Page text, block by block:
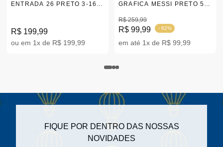
ENTRADA 26 PRETO 3-16A
R$ 199,99
ou em 1x de R$ 199,99
GRAFICA MESSI PRETO 5-
R$ 259,99
R$ 99,99 - 62%
em até 1x de R$ 99,99
FIQUE POR DENTRO DAS NOSSAS
NOVIDADES